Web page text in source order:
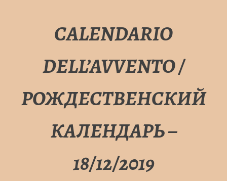
CALENDARIO
DELL’AVVENTO /
РОЖДЕСТВЕНСКИЙ
КАЛЕНДАРЬ –
18/12/2019